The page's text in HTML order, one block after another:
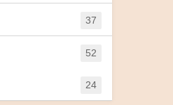
37
52
24